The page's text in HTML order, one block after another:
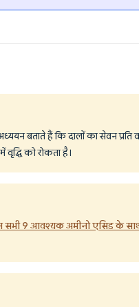
बताते हैं कि दालों का सेवन
को रोकता है।
सभी 9 आवश्यक अमीनो एसिड के